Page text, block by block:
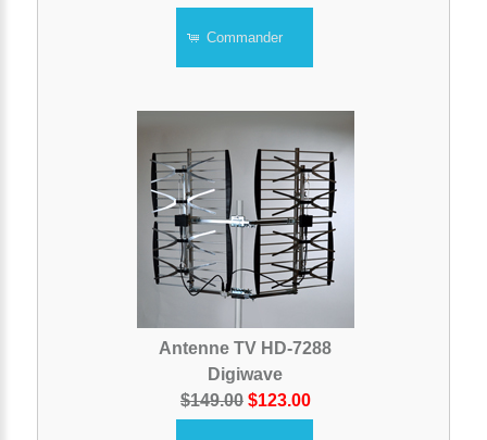
Commander
Antenne TV HD-7288
Digiwave
$149.00 $123.00